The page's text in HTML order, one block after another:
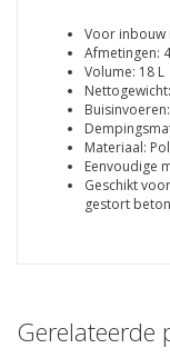
Voor inbouw
Afmetingen:
Volume: 18 L
Materiaal:
Eenvoudige
Geschikt
gestort
Gerelateerde